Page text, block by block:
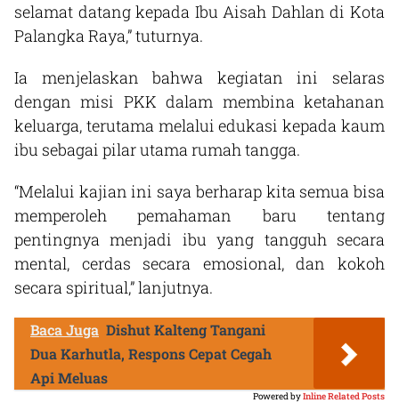
selamat datang kepada Ibu Aisah Dahlan di Kota
Palangka Raya,” tuturnya.
Ia menjelaskan bahwa kegiatan ini selaras
dengan misi PKK dalam membina ketahanan
keluarga, terutama melalui edukasi kepada kaum
ibu sebagai pilar utama rumah tangga.
“Melalui kajian ini saya berharap kita semua bisa
memperoleh pemahaman baru tentang
pentingnya menjadi ibu yang tangguh secara
mental, cerdas secara emosional, dan kokoh
secara spiritual,” lanjutnya.
Baca Juga Dishut Kalteng Tangani
Dua Karhutla, Respons Cepat Cegah
Api Meluas
Powered byInline Related Posts